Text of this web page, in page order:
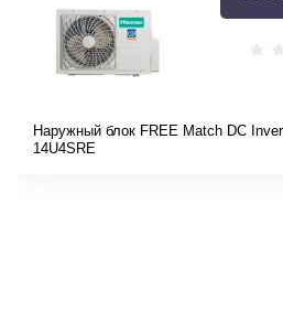
Наружный блок FREE Match DC
14U4SRE